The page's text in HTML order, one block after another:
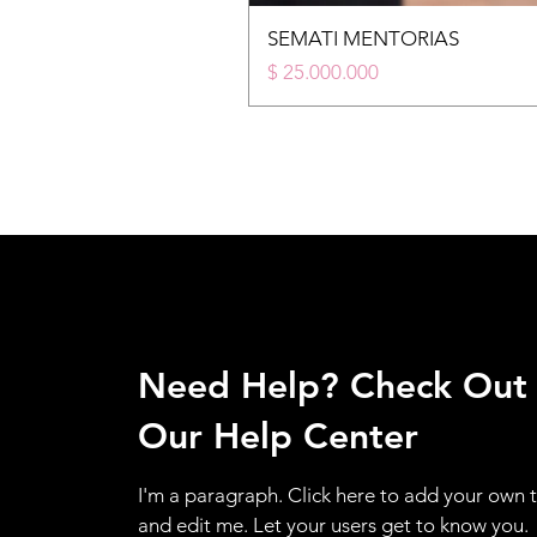
SEMATI MENTORIAS
Price
$ 25.000.000
Need Help? Check Out
Our Help Center
I'm a paragraph. Click here to add your own
and edit me. Let your users get to know you.